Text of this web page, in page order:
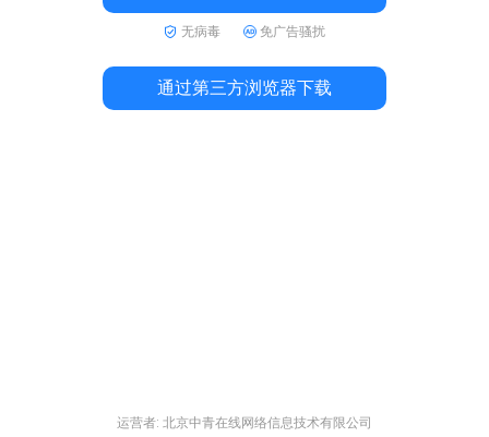
无病毒 免广告骚扰
通过第三方浏览器下载
运营者: 北京中青在线网络信息技术有限公司